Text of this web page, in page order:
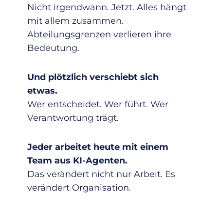
Nicht irgendwann. Jetzt. Alles hängt
mit allem zusammen.
Abteilungsgrenzen verlieren ihre
Bedeutung.
Und plötzlich verschiebt sich
etwas.
Wer entscheidet. Wer führt. Wer
Verantwortung trägt.
Jeder arbeitet heute mit einem
Team aus KI-Agenten.
Das verändert nicht nur Arbeit. Es
verändert Organisation.